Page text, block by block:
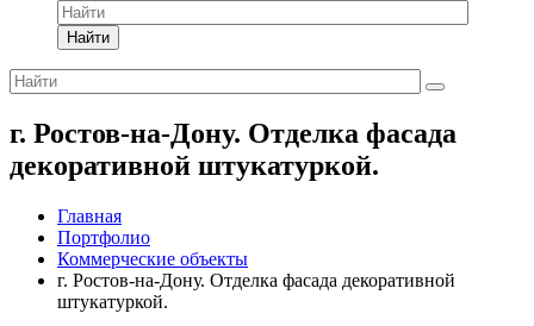
Найти
г. Ростов-на-Дону. Отделка фасада
декоративной штукатуркой.
Главная
Портфолио
Коммерческие объекты
г. Ростов-на-Дону. Отделка фасада декоративной
штукатуркой.